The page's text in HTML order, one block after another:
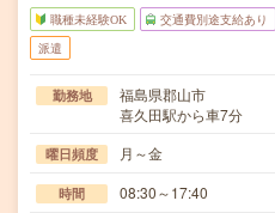
職種未経験OK 交通費別途支給あり
派遣
勤務地
福島県郡山市
喜久田駅から車7分
曜日頻度 月～金
時間 08:30～17:40